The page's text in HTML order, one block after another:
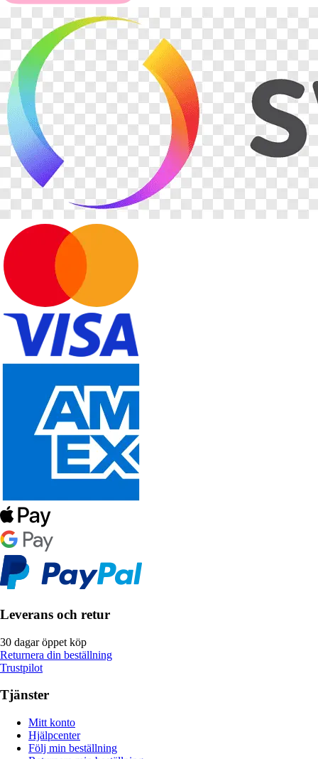
Leverans och retur
30 dagar öppet köp
Returnera din beställning
Trustpilot
Tjänster
Mitt konto
Hjälpcenter
Följ min beställning